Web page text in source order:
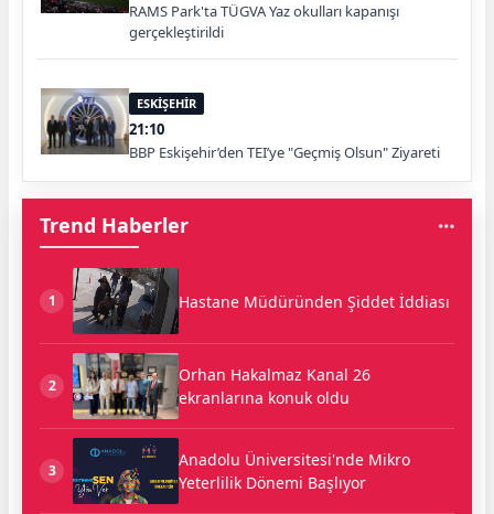
RAMS Park'ta TÜGVA Yaz okulları kapanışı
gerçekleştirildi
ESKİŞEHİR
21:10
BBP Eskişehir’den TEI’ye "Geçmiş Olsun" Ziyareti
Trend Haberler
1 Hastane Müdüründen Şiddet İddiası
2
Orhan Hakalmaz Kanal 26
ekranlarına konuk oldu
3
Anadolu Üniversitesi'nde Mikro
Yeterlilik Dönemi Başlıyor